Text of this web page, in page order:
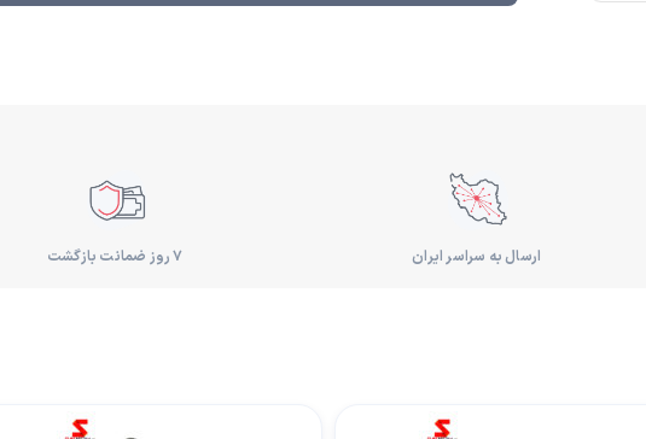
ارسال به سراسر ایران ۷ روز ضمانت بازگشت